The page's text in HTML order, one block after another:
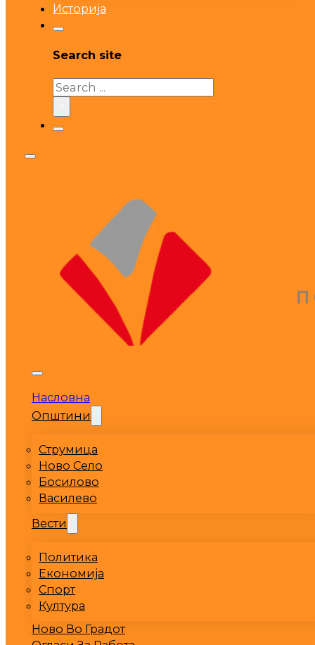
Историја
Search site
Search
Насловна
Општини
Струмица
Ново Село
Босилово
Василево
Вести
Политика
Економија
Спорт
Култура
Ново Во Градот